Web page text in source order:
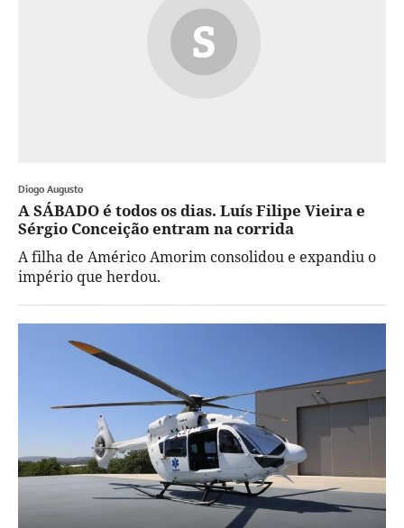
Diogo Augusto
A SÁBADO é todos os dias. Luís Filipe Vieira e
Sérgio Conceição entram na corrida
A filha de Américo Amorim consolidou e expandiu o
império que herdou.